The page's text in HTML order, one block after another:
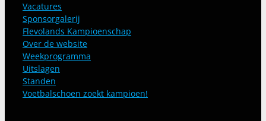
Vacatures
Sponsorgalerij
Flevolands Kampioenschap
Over de website
Weekprogramma
Uitslagen
Standen
Voetbalschoen zoekt kampioen!